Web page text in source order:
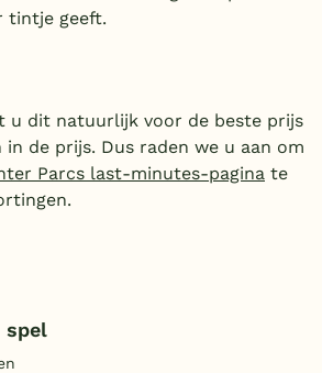
tintje geeft.
u dit natuurlijk voor de beste prijs
de prijs. Dus raden we u aan om
Parcs last-minutes-pagina te
spel